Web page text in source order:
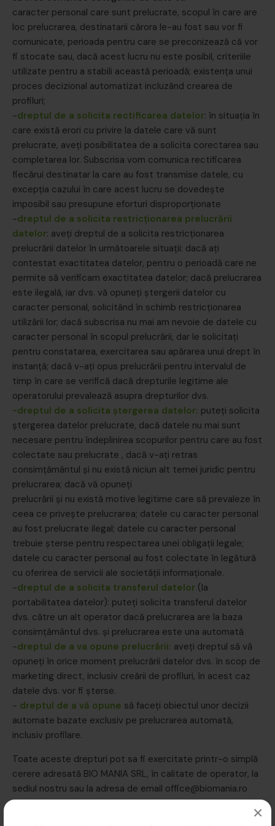
×
caracter personal care sunt prelucrate, scopul în care are
loc prelucrarea, destinatarii cărora le-au fost sau vor fi
comunicate, perioada pentru care se preconizează că vor
fi stocate sau, dacă acest lucru nu este posibil, criteriile
utilizate pentru a stabili această perioadă; existența unui
proces decizional automatizat incluzând crearea de
profiluri;
-dreptul de a solicita rectificarea datelor: în situația în
care există erori cu privire la datele care vă sunt
prelucrate, aveți posibilitatea de a solicita corectarea sau
completarea lor. Subscrisa vom comunica rectificarea
fiecărui destinatar la care au fost transmise datele, cu
excepția cazului în care acest lucru se dovedește
imposibil sau presupune eforturi disproporționate
-dreptul de a solicita restricționarea prelucrării
datelor: aveți dreptul de a solicita restricționarea
prelucrării datelor în următoarele situații: dacă ați
contestat exactitatea datelor, pentru o perioadă care ne
permite să verificam exactitatea datelor; dacă prelucrarea
este ilegală, iar dvs. vă opuneți ștergerii datelor cu
caracter personal, solicitând în schimb restricționarea
utilizării lor; dacă subscrisa nu mai am nevoie de datele cu
caracter personal în scopul prelucrării, dar le solicitați
pentru constatarea, exercitarea sau apărarea unui drept în
instanță; dacă v-ați opus prelucrării pentru intervalul de
timp în care se verifică dacă drepturile legitime ale
operatorului prevalează asupra drepturilor dvs.
-dreptul de a solicita ștergerea datelor: puteți solicita
ștergerea datelor prelucrate, dacă datele nu mai sunt
necesare pentru îndeplinirea scopurilor pentru care au fost
colectate sau prelucrate , dacă v-ați retras
consimțământul și nu există niciun alt temei juridic pentru
prelucrarea; dacă vă opuneți
prelucrării și nu există motive legitime care să prevaleze în
ceea ce privește prelucrarea; datele cu caracter personal
au fost prelucrate ilegal; datele cu caracter personal
trebuie șterse pentru respectarea unei obligații legale;
datele cu caracter personal au fost colectate în legătură
cu oferirea de servicii ale societății informaționale.
-dreptul de a solicita transferul datelor (la
portabilitatea datelor): puteți solicita transferul datelor
dvs. către un alt operator dacă prelucrarea are la baza
consimțământul dvs. și prelucrarea este una automată
-dreptul de a va opune prelucrării: aveți dreptul să vă
opuneți în orice moment prelucrării datelor dvs. în scop de
marketing direct, inclusiv creării de profiluri, în acest caz
datele dvs. vor fi șterse.
- dreptul de a vă opune să faceți obiectul unor decizii
automate bazate exclusiv pe prelucrarea automată,
inclusiv profilare.
Toate aceste drepturi pot sa fi exercitate printr-o simplă
cerere adresată BIO MANIA SRL, în calitate de operator, la
sediul nostru sau la adresa de email office@biomania.ro
sau prin accesarea funcțiilor puse la dispoziție pe site-ul
nostru (link export și ștergere). În situația în care consideri